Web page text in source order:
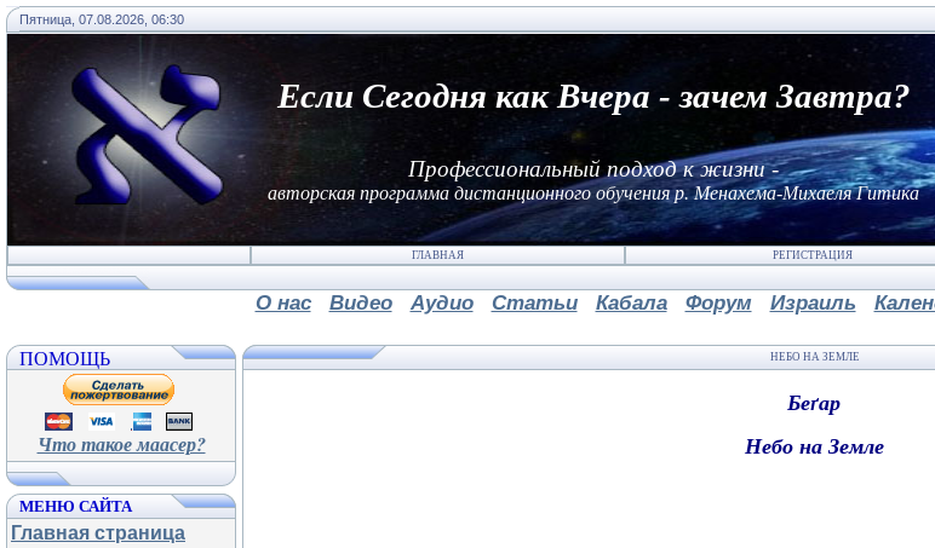
Пятница, 07.08.2026, 06:30
Если Сегодня как Вчера - зачем Завтра?
Профессиональный подход к жизни -
авторская программа дистанционного обучения р. Менахема-Михаеля Гитика
ГЛАВНАЯ РЕГИСТРАЦИЯ
О нас Видео Аудио Статьи Кабала Форум Израиль
ПОМОЩЬ
Что такое маасер?
МЕНЮ САЙТА
Главная страница
НЕБО НА ЗЕМЛЕ
Беґар
Небо на Земле